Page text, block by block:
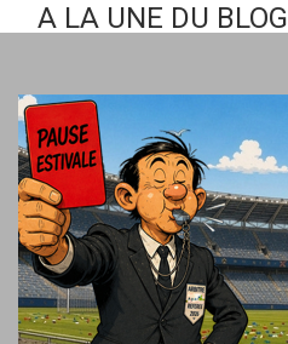
A LA UNE DU BLOG